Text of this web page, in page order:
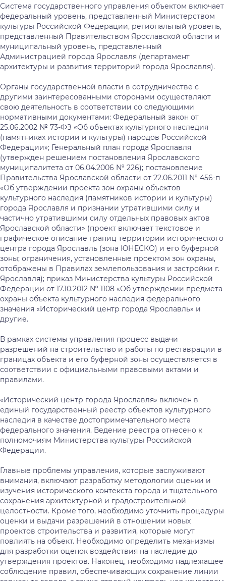
Система государственного управления объектом включает
федеральный уровень, представленный Министерством
культуры Российской Федерации, региональный уровень,
представленный Правительством Ярославской области и
муниципальный уровень, представленный
Администрацией города Ярославля (департамент
архитектуры и развития территорий города Ярославля).
Органы государственной власти в сотрудничестве с
другими заинтересованными сторонами осуществляют
свою деятельность в соответствии со следующими
нормативными документами: Федеральный закон от
25.06.2002 № 73-ФЗ «Об объектах культурного наследия
(памятниках истории и культуры) народов Российской
Федерации»; Генеральный план города Ярославля
(утвержден решением постановления Ярославского
муниципалитета от 06.04.2006 № 226); постановление
Правительства Ярославской области от 22.06.2011 № 456-п
«Об утверждении проекта зон охраны объектов
культурного наследия (памятников истории и культуры)
города Ярославля и признании утратившими силу и
частично утратившими силу отдельных правовых актов
Ярославской области» (проект включает текстовое и
графическое описание границ территории исторического
центра города Ярославль (зона ЮНЕСКО) и его буферной
зоны; ограничения, установленные проектом зон охраны,
отображены в Правилах землепользования и застройки г.
Ярославля); приказ Министерства культуры Российской
Федерации от 17.10.2012 № 1108 «Об утверждении предмета
охраны объекта культурного наследия федерального
значения «Исторический центр города Ярославль» и
другие.
В рамках системы управления процесс выдачи
разрешений на строительство и работы по реставрации в
границах объекта и его буферной зоны осуществляется в
соответствии с официальными правовыми актами и
правилами.
«Исторический центр города Ярославля» включен в
единый государственный реестр объектов культурного
наследия в качестве достопримечательного места
федерального значения. Ведение реестра отнесено к
полномочиям Министерства культуры Российской
Федерации.
Главные проблемы управления, которые заслуживают
внимания, включают разработку методологии оценки и
изучения исторического контекста города и тщательного
сохранения архитектурной и градостроительной
целостности. Кроме того, необходимо уточнить процедуры
оценки и выдачи разрешений в отношении новых
проектов строительства и развития, которые могут
повлиять на объект. Необходимо определить механизмы
для разработки оценок воздействия на наследие до
утверждения проектов. Наконец, необходимо надлежащее
соблюдение правил, обеспечивающих сохранение линии